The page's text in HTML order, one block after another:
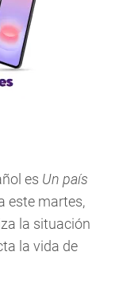
es Un país
este martes,
la situación
la vida de